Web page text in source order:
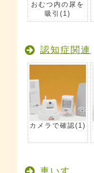
おむつ内の尿を
吸引 (1)
認知症関連
カメラで確認(1)
車いす